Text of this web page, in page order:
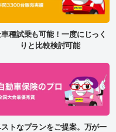
種試乗も可能！一度にじっく
りと比較検討可能
トなプランをご提案。万が一